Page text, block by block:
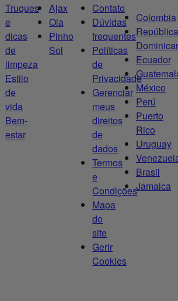
Truques
e
dicas
de
limpeza
Estilo
de
vida
Bem-
estar
Ajax
Ola
Pinho
Sol
Contato
Dúvidas
frequentes
Políticas
de
Privacidade
Gerenciar
meus
direitos
de
dados
Termos
e
Condições
Mapa
do
site
Gerir
Cookies
Colombia
República
Ecuador
México
Perú
Puerto
Rico
Uruguay
Brasil
Jamaica